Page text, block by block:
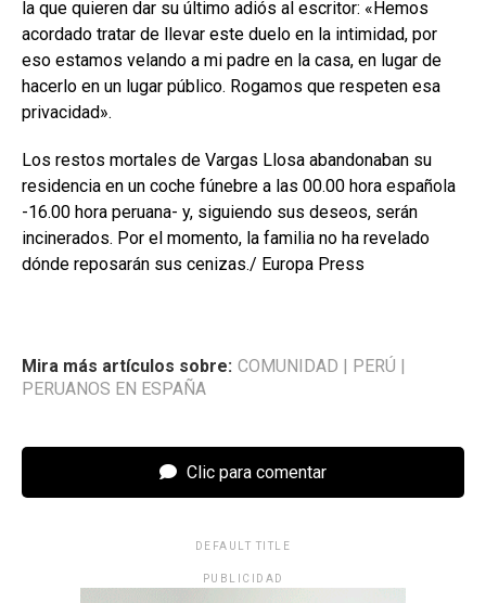
la que quieren dar su último adiós al escritor: «Hemos
acordado tratar de llevar este duelo en la intimidad, por
eso estamos velando a mi padre en la casa, en lugar de
hacerlo en un lugar público. Rogamos que respeten esa
privacidad».
Los restos mortales de Vargas Llosa abandonaban su
residencia en un coche fúnebre a las 00.00 hora española
-16.00 hora peruana- y, siguiendo sus deseos, serán
incinerados. Por el momento, la familia no ha revelado
dónde reposarán sus cenizas./ Europa Press
Mira más artículos sobre: COMUNIDAD PERÚ
PERUANOS EN ESPAÑA
Clic para comentar
DEFAULT TITLE
PUBLICIDAD